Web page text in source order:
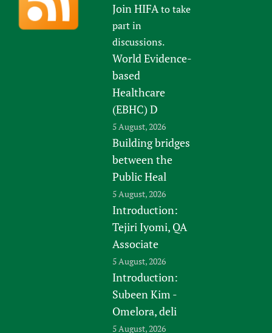
Join HIFAto take
part in
discussions.
World Evidence-
based
Healthcare
(EBHC) D
5 August, 2026
Building bridges
between the
Public Heal
5 August, 2026
Introduction:
Tejiri Iyomi, QA
Associate
5 August, 2026
Introduction:
Subeen Kim -
Omelora, deli
5 August, 2026